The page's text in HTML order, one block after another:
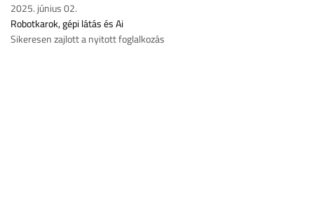
2025. június 02.
Robotkarok, gépi látás és Ai
Sikeresen zajlott a nyitott foglalkozás